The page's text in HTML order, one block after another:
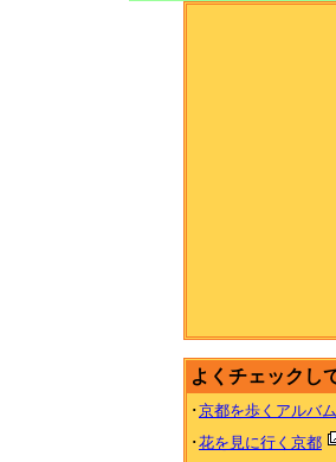
よくチェックし
･京都を歩くアルバム
･花を見に行く京都